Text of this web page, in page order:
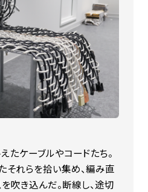
たケーブルやコードたち。
それらを拾い集め、編み直
吹き込んだ。断線し、途切